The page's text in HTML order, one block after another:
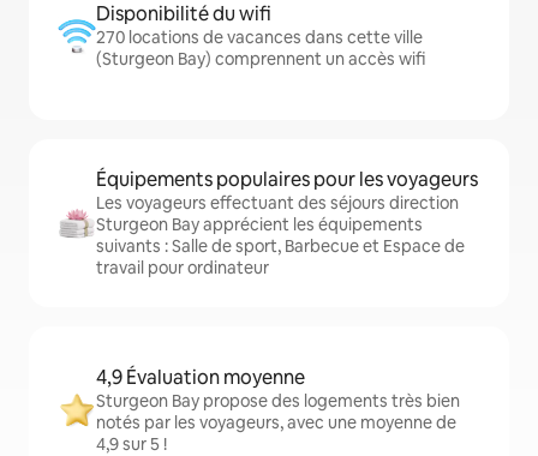
Disponibilité du wifi
270 locations de vacances dans cette ville
(Sturgeon Bay) comprennent un accès wifi
Équipements populaires pour les voyageurs
Les voyageurs effectuant des séjours direction
Sturgeon Bay apprécient les équipements
suivants : Salle de sport, Barbecue et Espace de
travail pour ordinateur
4,9 Évaluation moyenne
Sturgeon Bay propose des logements très bien
notés par les voyageurs, avec une moyenne de
4,9 sur 5 !